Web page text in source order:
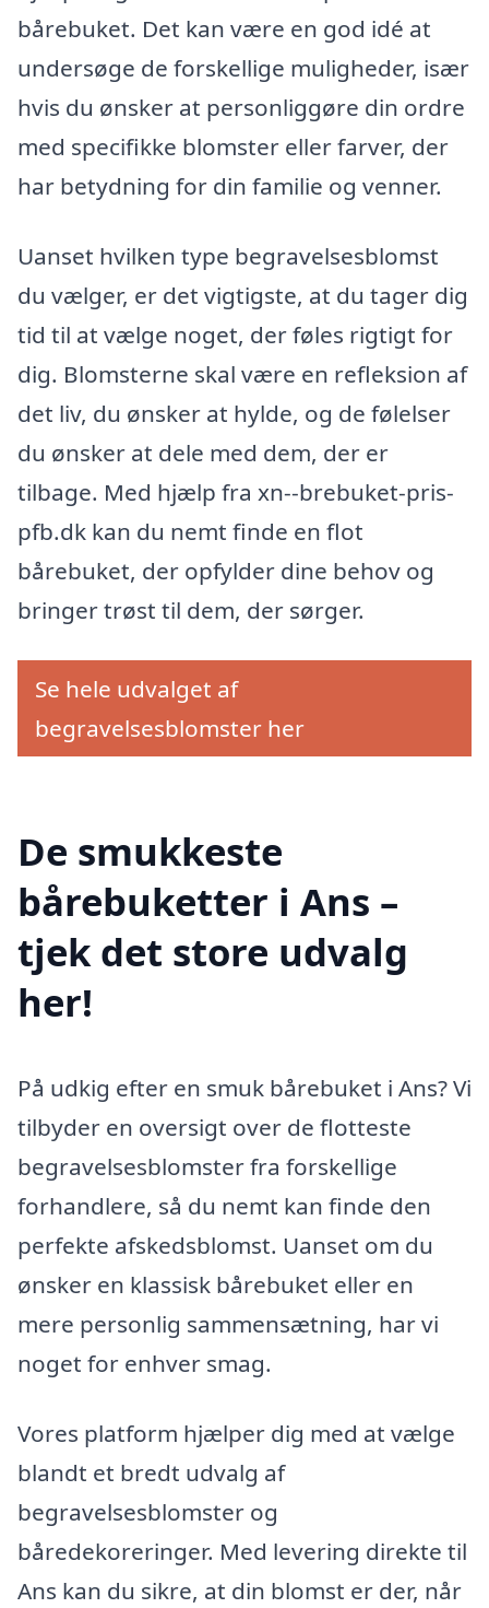
bårebuket. Det kan være en god idé at
undersøge de forskellige muligheder, især
hvis du ønsker at personliggøre din ordre
med specifikke blomster eller farver, der
har betydning for din familie og venner.
Uanset hvilken type begravelsesblomst
du vælger, er det vigtigste, at du tager dig
tid til at vælge noget, der føles rigtigt for
dig. Blomsterne skal være en refleksion af
det liv, du ønsker at hylde, og de følelser
du ønsker at dele med dem, der er
tilbage. Med hjælp fra xn--brebuket-pris-
pfb.dk kan du nemt finde en flot
bårebuket, der opfylder dine behov og
bringer trøst til dem, der sørger.
Se hele udvalget af
begravelsesblomster her
De smukkeste
bårebuketter i Ans –
tjek det store udvalg
her!
På udkig efter en smuk bårebuket i Ans? Vi
tilbyder en oversigt over de flotteste
begravelsesblomster fra forskellige
forhandlere, så du nemt kan finde den
perfekte afskedsblomst. Uanset om du
ønsker en klassisk bårebuket eller en
mere personlig sammensætning, har vi
noget for enhver smag.
Vores platform hjælper dig med at vælge
blandt et bredt udvalg af
begravelsesblomster og
båredekoreringer. Med levering direkte til
Ans kan du sikre, at din blomst er der, når